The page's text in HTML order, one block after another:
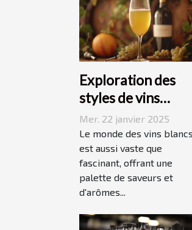
Exploration des
styles de vins
blancs issus de
vignobles
renommés
Mer. 22 janvier 2025
Le monde des vins blancs
est aussi vaste que
fascinant, offrant une
palette de saveurs et
d'arômes...